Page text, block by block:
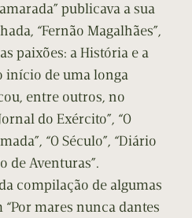
publicava a sua
“Fernão Magalhães”,
paixões: a História e a
início de uma longa
entre outros, no
do Exército”, “O
“O Século”, “Diário
de Aventuras”.
compilação de algumas
mares nunca dantes